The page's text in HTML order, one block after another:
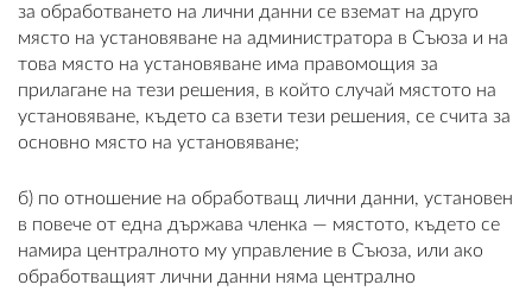
за обработването на лични данни се вземат на друго
място на установяване на администратора в Съюза и на
това място на установяване има правомощия за
прилагане на тези решения, в който случай мястото на
установяване, където са взети тези решения, се счита за
основно място на установяване;
б) по отношение на обработващ лични данни, установен
в повече от една държава членка — мястото, където се
намира централното му управление в Съюза, или ако
обработващият лични данни няма централно